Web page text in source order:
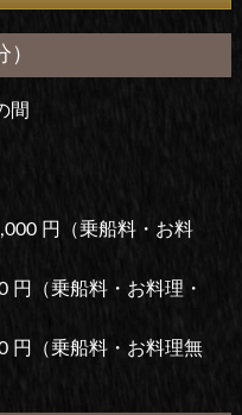
間
円（乗船料・お料
（乗船料・お料理・
（乗船料・お料理無